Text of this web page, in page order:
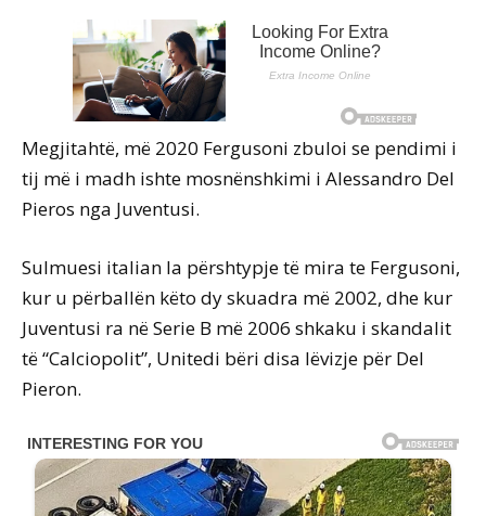
Megjitahtë, më 2020 Fergusoni zbuloi se pendimi i
tij më i madh ishte mosnënshkimi i Alessandro Del
Pieros nga Juventusi.
Sulmuesi italian la përshtypje të mira te Fergusoni,
kur u përballën këto dy skuadra më 2002, dhe kur
Juventusi ra në Serie B më 2006 shkaku i skandalit
të “Calciopolit”, Unitedi bëri disa lëvizje për Del
Pieron.